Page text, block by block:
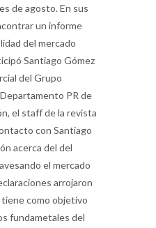
de agosto. En sus
un informe
del mercado
Santiago Gómez
del Grupo
PR de
el staff de la revista
con Santiago
acerca del del
el mercado
arrojaron
como objetivo
fundametales del